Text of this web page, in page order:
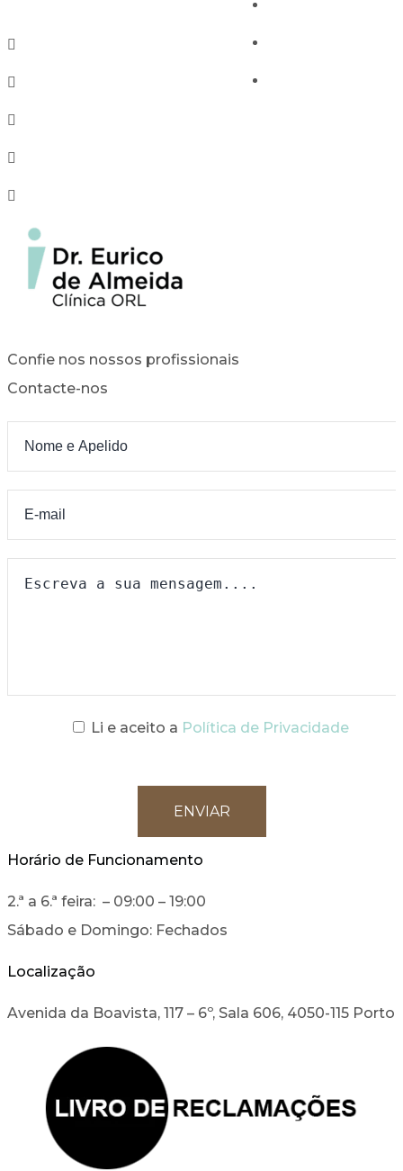
Confie nos nossos profissionais
Contacte-nos
Li e aceito a Política de Privacidade
Horário de Funcionamento
2.ª a 6.ª feira: – 09:00 – 19:00
Sábado e Domingo: Fechados
Localização
Avenida da Boavista, 117 – 6º, Sala 606, 4050-115 Porto